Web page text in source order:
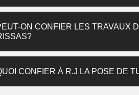
ON CONFIER LES TRAVAUX
CONFIER À R.J LA POSE DE